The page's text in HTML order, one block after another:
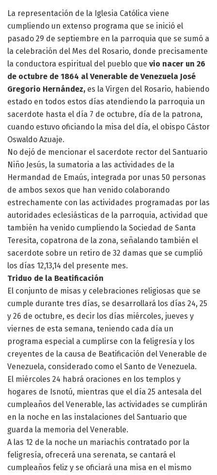
La representación de la Iglesia Católica viene
cumpliendo un extenso programa que se inició el
pasado 29 de septiembre en la parroquia que se sumó a
la celebración del Mes del Rosario, donde precisamente
la conductora espiritual del pueblo que vio nacer un 26
de octubre de 1864 al Venerable de Venezuela José
Gregorio Hernández, es la Virgen del Rosario, habiendo
estado en todos estos días atendiendo la parroquia un
sacerdote hasta el día 7 de octubre, día de la patrona,
cuando estuvo oficiando la misa del día, el obispo Cástor
Oswaldo Azuaje.
No dejó de mencionar el sacerdote rector del Santuario
Niño Jesús, la sumatoria a las actividades de la
Hermandad de Emaús, integrada por unas 50 personas
de ambos sexos que han venido colaborando
estrechamente con las actividades programadas por las
autoridades eclesiásticas de la parroquia, actividad que
también ha venido cumpliendo la Sociedad de Santa
Teresita, copatrona de la zona, señalando también el
sacerdote sobre un retiro de 32 damas que se cumplió
los días 12,13,14 del presente mes.
Triduo de la Beatificación
El conjunto de misas y celebraciones religiosas que se
cumple durante tres días, se desarrollará los días 24, 25
y 26 de octubre, es decir los días miércoles, jueves y
viernes de esta semana, teniendo cada día un
programa especial a cumplirse con la feligresía y los
creyentes de la causa de Beatificación del Venerable de
Venezuela, considerado como el Santo de Venezuela.
El miércoles 24 habrá oraciones en los templos y
hogares de Isnotú, mientras que el día 25 antesala del
cumpleaños del Venerable, las actividades se cumplirán
en la noche en las instalaciones del Santuario que
guarda la memoria del Venerable.
A las 12 de la noche un mariachis contratado por la
feligresía, ofrecerá una serenata, se cantará el
cumpleaños feliz y se oficiará una misa en el mismo